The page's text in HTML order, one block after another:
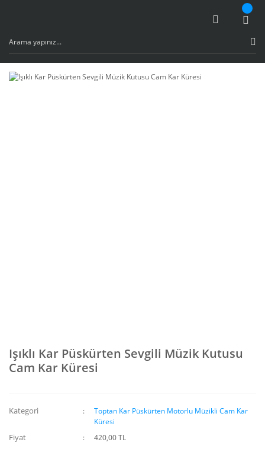
Işıklı Kar Püskürten Sevgili Müzik Kutusu
Cam Kar Küresi
Kategori
Toptan Kar Püskürten Motorlu Müzikli Cam Kar
Küresi
Fiyat 420,00 TL